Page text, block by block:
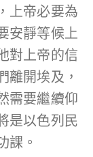
上帝必要為
安靜等候上
對上帝的信
離開埃及，
需要繼續仰
是以色列民
課。